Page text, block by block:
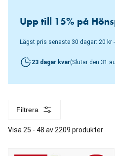
Upp till 15% på
Lägst pris senaste 30 dagar: 20 kr
23 dagar kvar(Slutar den 31
Filtrera
Visa 25 - 48 av 2209 produkter